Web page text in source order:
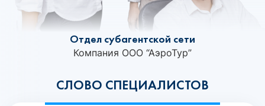
СЛОВО СПЕЦИАЛИСТОВ
Отдел субагентской сети
Компания ООО “АэроТур”